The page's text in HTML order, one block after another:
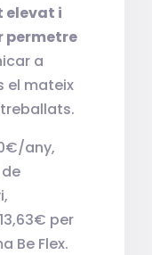
elevat i
permetre
a
el mateix
any,
per
Be Flex.